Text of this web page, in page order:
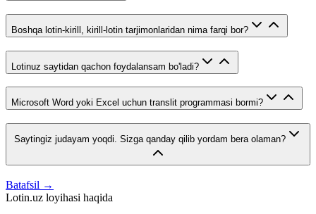
Boshqa lotin-kirill, kirill-lotin tarjimonlaridan nima farqi bor?
Lotinuz saytidan qachon foydalansam bo'ladi?
Microsoft Word yoki Excel uchun translit programmasi bormi?
Saytingiz judayam yoqdi. Sizga qanday qilib yordam bera olaman?
Batafsil →
Lotin.uz loyihasi haqida